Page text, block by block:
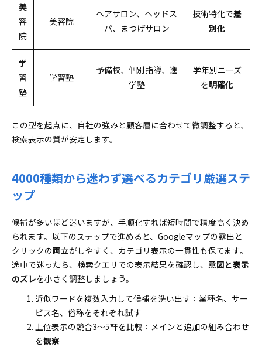
美
容
院
美容院
ヘアサロン、ヘッドス
パ、まつげサロン
技術特化で差
別化
学
習
塾
学習塾
予備校、個別指導、進
学塾
学年別ニーズ
を明確化
この型を起点に、自社の強みと顧客層に合わせて微調整すると、
検索表示の質が安定します。
4000種類から迷わず選べるカテゴリ厳選ステ
ップ
候補が多いほど迷いますが、手順化すれば短時間で精度高く決め
られます。以下のステップで進めると、Googleマップの露出と
クリックの両立がしやすく、カテゴリ表示の一貫性も保てます。
途中で迷ったら、検索クエリでの表示結果を確認し、 意図と表示
のズレを小さく調整しましょう。
近似ワードを複数入力して候補を洗い出す：業種名、サー
ビス名、俗称をそれぞれ試す
上位表示の競合3〜5軒を比較：メインと追加の組み合わせ
を観察